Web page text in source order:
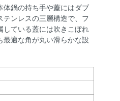
体鍋の持ち手や蓋にはダブ
ンレスの三層構造で、フ
している蓋には吹きこぼれ
最適な角が丸い滑らかな設